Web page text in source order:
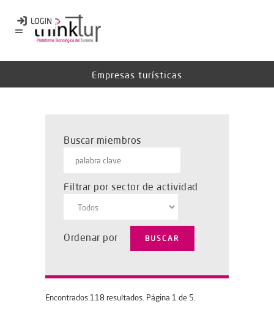
Empresas turísticas
Buscar miembros
Filtrar por sector de actividad
Ordenar por
Encontrados 118 resultados. Página 1 de 5.